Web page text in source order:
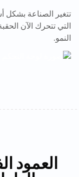
تتغير الصناعة
التي تتحرك الآن
النمو.
العمود